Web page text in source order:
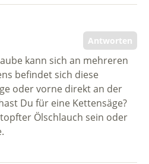
Antworten
kann sich an mehreren
befindet sich diese
oder vorne direkt an der
Du für eine Kettensäge?
Ölschlauch sein oder